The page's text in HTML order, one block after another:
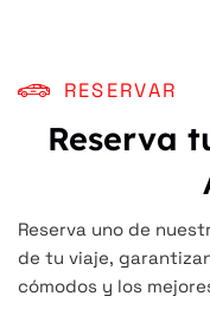
RESERVAR
Reserva
Reserva uno de
de tu viaje,
cómodos y los